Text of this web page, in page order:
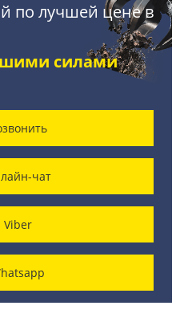
по лучшей цене в
силами
чат
Viber